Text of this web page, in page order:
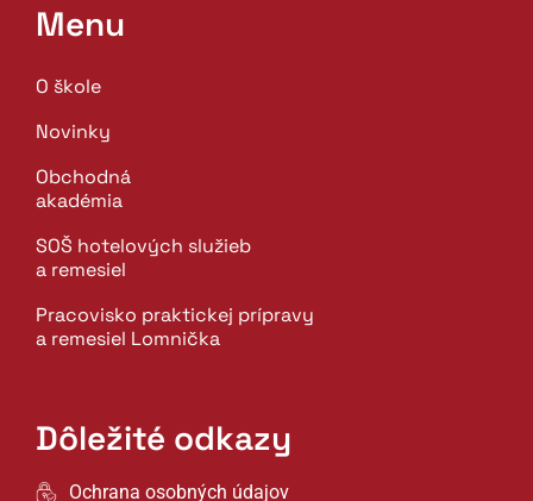
Menu
O škole
Novinky
Obchodná
akadémia
SOŠ hotelových služieb
a remesiel
Pracovisko praktickej prípravy
a remesiel Lomnička
Dôležité odkazy
Ochrana osobných údajov